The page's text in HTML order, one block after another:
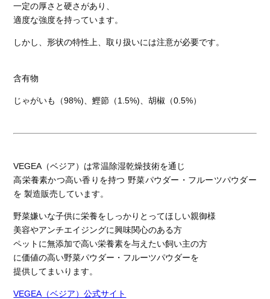
一定の厚さと硬さがあり、
適度な強度を持っています。
しかし、形状の特性上、取り扱いには注意が必要です。
含有物
じゃがいも（98%)、鰹節（1.5%)、胡椒（0.5%）
VEGEA（ベジア）は常温除湿乾燥技術を通じ
高栄養素かつ高い香りを持つ 野菜パウダー・フルーツパウダー
を 製造販売しています。
野菜嫌いな子供に栄養をしっかりとってほしい親御様
美容やアンチエイジングに興味関心のある方
ペットに無添加で高い栄養素を与えたい飼い主の方
に価値の高い野菜パウダー・フルーツパウダーを
提供してまいります。
VEGEA（ベジア）公式サイト